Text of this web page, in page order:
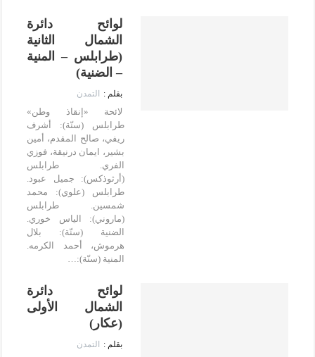
لوائح دائرة
الشمال الثانية
(طرابلس – المنية
– الضنية)
التمدن
لائحة «إنقاذ وطن»
طرابلس (سنّة): أشرف
ريفي، صالح المقدم، أمين
بشير، ايمان درنيقة، فوزي
الفري. طرابلس
(أرثوذكس): جميل عبود.
طرابلس (علوي): محمد
شمسين. طرابلس
(ماروني): الياس خوري.
الضنية (سنّة): بلال
هرموش، أحمد الكرمه.
المنية (سنّة):…
لوائح دائرة
الشمال الأولى
(عكار)
التمدن